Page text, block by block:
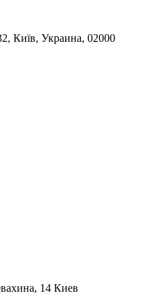
Київ, Украина, 02000
14 Киев